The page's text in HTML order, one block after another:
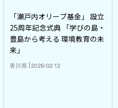
「瀬戸内オリーブ基金」 設立
25周年記念式典 「学びの島・
豊島から考える 環境教育の未
来」
香川県 2026/02/12